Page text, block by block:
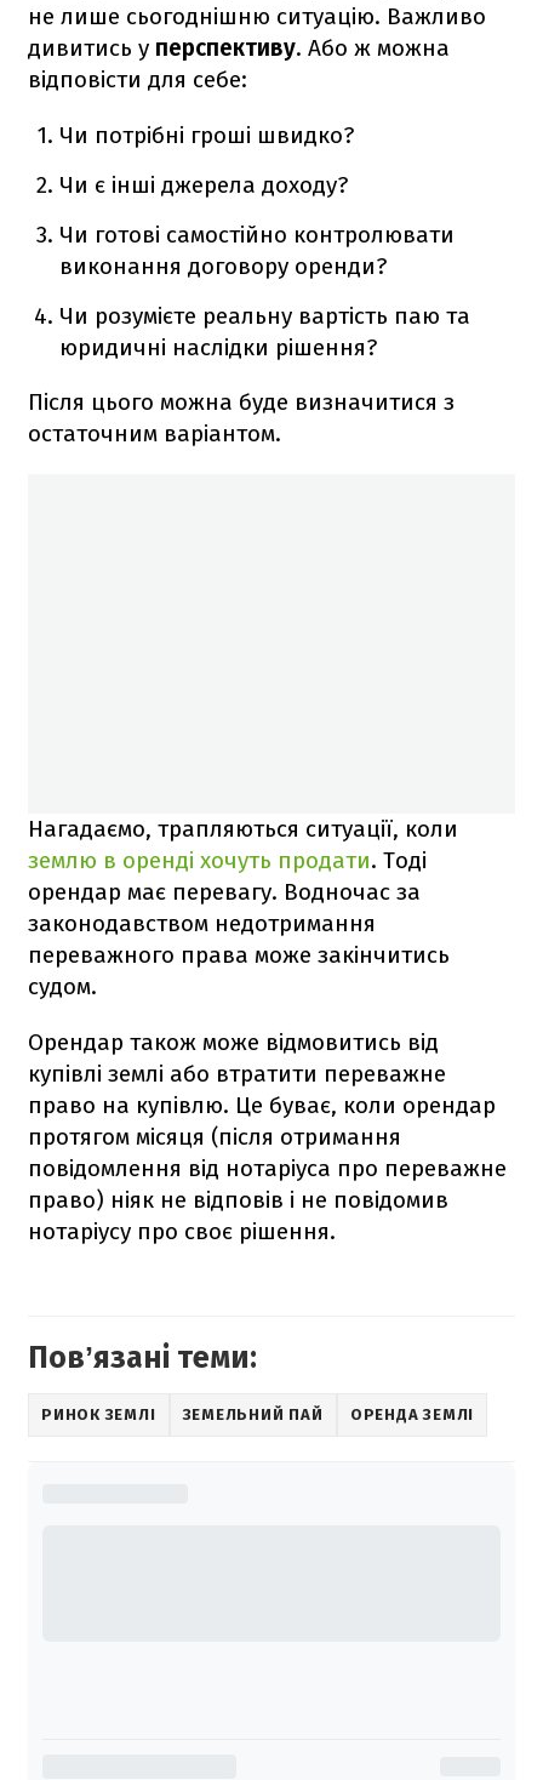
не лише сьогоднішню ситуацію. Важливо
дивитись у перспективу. Або ж можна
відповісти для себе:
Чи потрібні гроші швидко?
Чи є інші джерела доходу?
Чи готові самостійно контролювати
виконання договору оренди?
Чи розумієте реальну вартість паю та
юридичні наслідки рішення?
Після цього можна буде визначитися з
остаточним варіантом.
Нагадаємо, трапляються ситуації, коли
землю в оренді хочуть продати. Тоді
орендар має перевагу. Водночас за
законодавством недотримання
переважного права може закінчитись
судом.
Орендар також може відмовитись від
купівлі землі або втратити переважне
право на купівлю. Це буває, коли орендар
протягом місяця (після отримання
повідомлення від нотаріуса про переважне
право) ніяк не відповів і не повідомив
нотаріусу про своє рішення.
Повʼязані теми:
РИНОК ЗЕМЛІ ЗЕМЕЛЬНИЙ ПАЙ ОРЕНДА ЗЕМЛІ